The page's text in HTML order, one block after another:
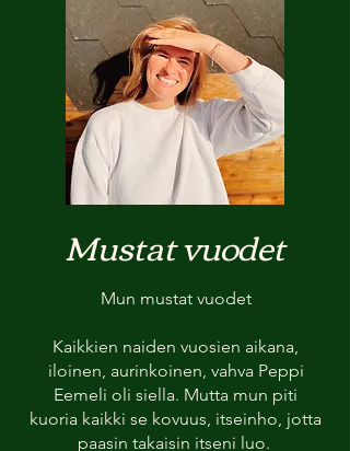
Mustat vuodet
​Mun mustat vuodet
Kaikkien naiden vuosien aikana,
iloinen, aurinkoinen, vahva Peppi
Eemeli oli siella. Mutta mun piti
kuoria kaikki se kovuus, itseinho, jotta
paasin takaisin itseni luo.